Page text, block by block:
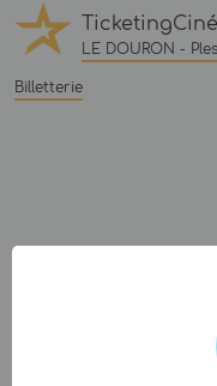
TicketingCiné
LE DOURON -
Billetterie